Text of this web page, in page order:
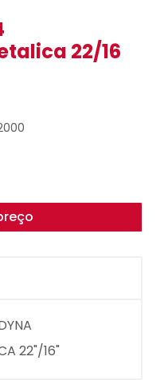
22/16
22"/16"